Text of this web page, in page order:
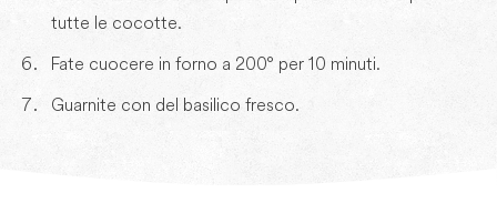
tutte le cocotte.
Fate cuocere in forno a 200° per 10 minuti.
Guarnite con del basilico fresco.